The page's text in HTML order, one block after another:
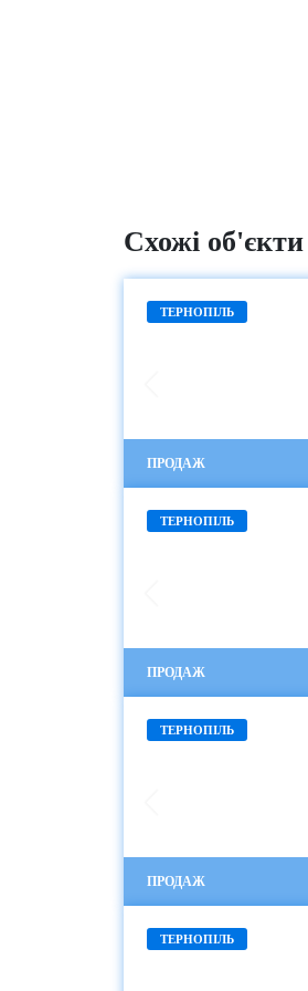
Схожі об'єкти
ТЕРНОПІЛЬ
ПРОДАЖ
ТЕРНОПІЛЬ
ПРОДАЖ
ТЕРНОПІЛЬ
ПРОДАЖ
ТЕРНОПІЛЬ